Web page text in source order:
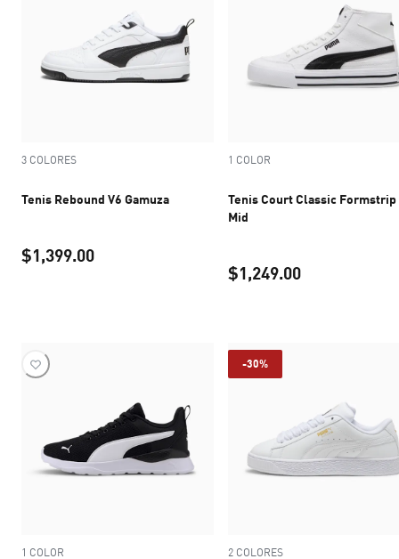
3 COLORES
Tenis Rebound V6 Gamuza
$1,399.00
1 COLOR
Tenis Court Classic Formstrip
Mid
$1,249.00
1 COLOR
-30%
2 COLORES